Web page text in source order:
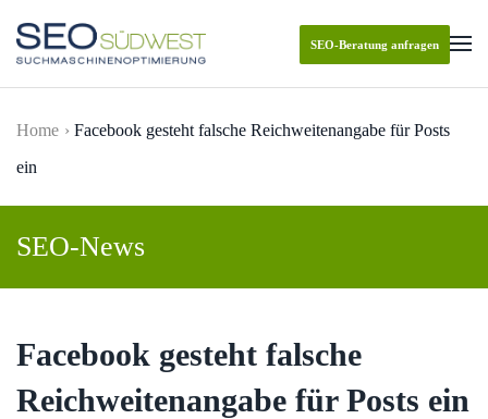
Skip to main content
SEO-Beratung anfragen
Home
Facebook gesteht falsche Reichweitenangabe für Posts
ein
SEO-News
Facebook gesteht falsche
Reichweitenangabe für Posts ein